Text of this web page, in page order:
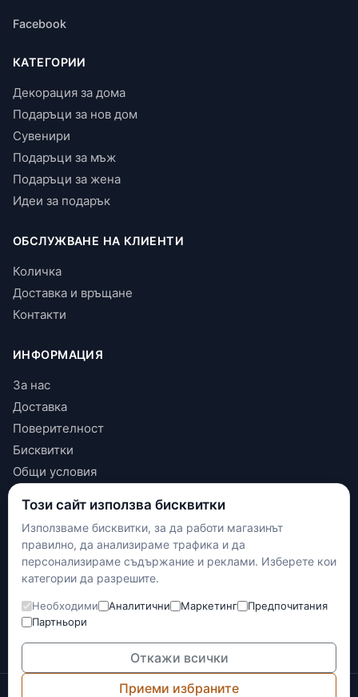
Facebook
КАТЕГОРИИ
Декорация за дома
Подаръци за нов дом
Сувенири
Подаръци за мъж
Подаръци за жена
Идеи за подарък
ОБСЛУЖВАНЕ НА КЛИЕНТИ
Количка
Доставка и връщане
Контакти
ИНФОРМАЦИЯ
За нас
Доставка
Поверителност
Бисквитки
Общи условия
КОНТАКТИ
+(359) 898 719431
contact.maxshop.bg@gmail.com
улица Панайот Волов 42, Шумен
Наложен платеж
Банков превод
Доставка с Еконт
Този сайт използва бисквитки
Използваме бисквитки, за да работи магазинът
правилно, да анализираме трафика и да
персонализираме съдържание и реклами. Изберете кои
категории да разрешите.
Необходими Аналитични Маркетинг
Предпочитания
Партньори
Откажи всички
Приеми избраните